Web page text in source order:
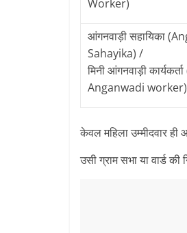
Worker)
आंगनवाड़ी सहायिका
Sahayika) /
मिनी आंगनवाड़ी
Anganwadi worker)
केवल महिला उम्मीदवार
उसी ग्राम सभा या वार्ड की